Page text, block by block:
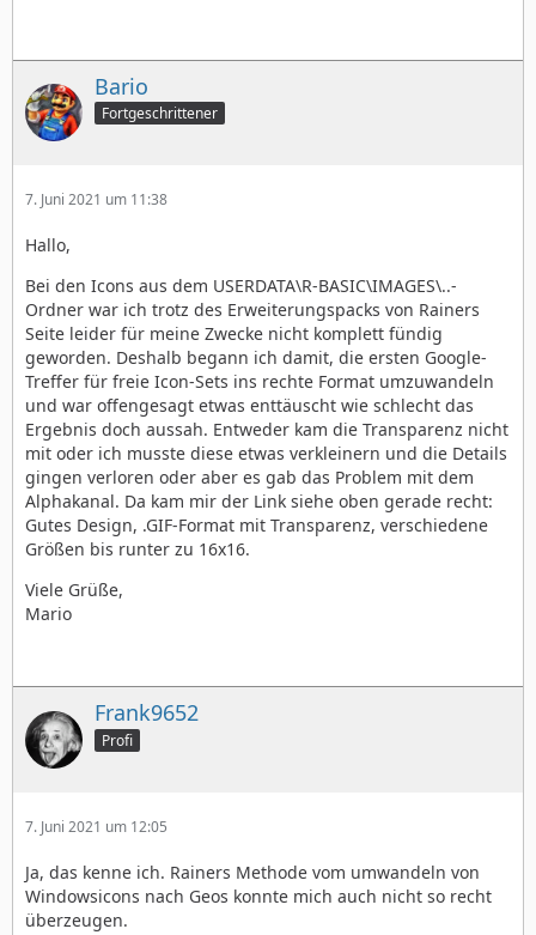
Bario
Fortgeschrittener
7. Juni 2021 um 11:38
Hallo,
Bei den Icons aus dem USERDATA\R-BASIC\IMAGES\..-
Ordner war ich trotz des Erweiterungspacks von Rainers
Seite leider für meine Zwecke nicht komplett fündig
geworden. Deshalb begann ich damit, die ersten Google-
Treffer für freie Icon-Sets ins rechte Format umzuwandeln
und war offengesagt etwas enttäuscht wie schlecht das
Ergebnis doch aussah. Entweder kam die Transparenz nicht
mit oder ich musste diese etwas verkleinern und die Details
gingen verloren oder aber es gab das Problem mit dem
Alphakanal. Da kam mir der Link siehe oben gerade recht:
Gutes Design, .GIF-Format mit Transparenz, verschiedene
Größen bis runter zu 16x16.
Viele Grüße,
Mario
Frank9652
Profi
7. Juni 2021 um 12:05
Ja, das kenne ich. Rainers Methode vom umwandeln von
Windowsicons nach Geos konnte mich auch nicht so recht
überzeugen.